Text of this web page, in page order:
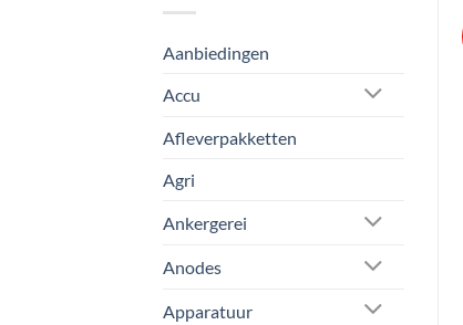
Aanbiedingen
Accu
Afleverpakketten
Agri
Ankergerei
Anodes
Apparatuur